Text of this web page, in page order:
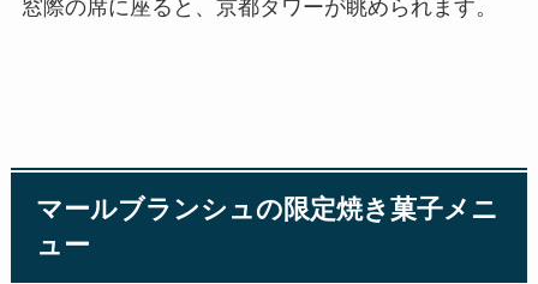
窓際の席に座ると、京都タワーが眺められます。
マールブランシュの限定焼き菓子メニ
ュー